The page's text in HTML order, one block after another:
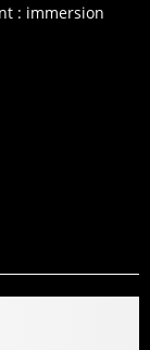
: immersion